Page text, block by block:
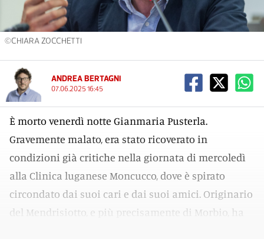
©CHIARA ZOCCHETTI
ANDREA BERTAGNI
07.06.2025 16:45
È morto venerdì notte Gianmaria Pusterla.
Gravemente malato, era stato ricoverato in
condizioni già critiche nella giornata di mercoledì
alla Clinica luganese Moncucco, dove è spirato
circondato dai suoi cari e dai suoi amici. Originario
del Mendrisiotto, e più precisamente di Morbio, ha